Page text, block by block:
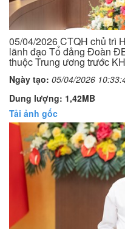
05/04/2026 CTQH chủ trì
lãnh đạo Tổ đảng Đoàn
thuộc Trung ương trước
Ngày tạo: 05/04/2026
Dung lượng: 1,42MB
Tải ảnh gốc